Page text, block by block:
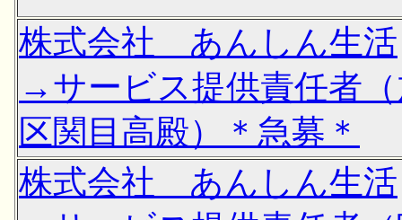
株式会社 あんしん生活
→サービス提供責任者
区関目高殿）＊急募＊
株式会社 あんしん生活